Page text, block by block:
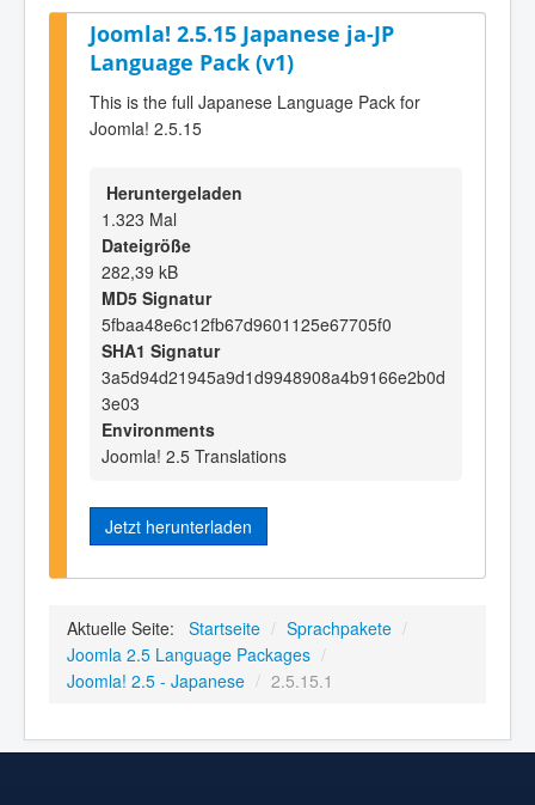
Joomla! 2.5.15 Japanese ja-JP
Language Pack (v1)
This is the full Japanese Language Pack for
Joomla! 2.5.15
Heruntergeladen
1.323 Mal
Dateigröße
282,39 kB
MD5 Signatur
5fbaa48e6c12fb67d9601125e67705f0
SHA1 Signatur
3a5d94d21945a9d1d9948908a4b9166e2b0d
3e03
Environments
Joomla! 2.5 Translations
Jetzt herunterladen
Aktuelle Seite: Startseite / Sprachpakete /
Joomla 2.5 Language Packages /
Joomla! 2.5 - Japanese / 2.5.15.1